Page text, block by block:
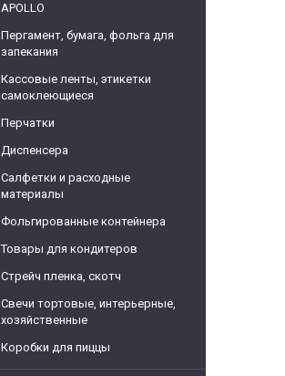
APOLLO
Пергамент, бумага, фольга для
запекания
Кассовые ленты, этикетки
самоклеющиеся
Перчатки
Диспенсера
Салфетки и расходные
материалы
Фольгированные контейнера
Товары для кондитеров
Стрейч пленка, скотч
Свечи тортовые, интерьерные,
хозяйственные
Коробки для пиццы